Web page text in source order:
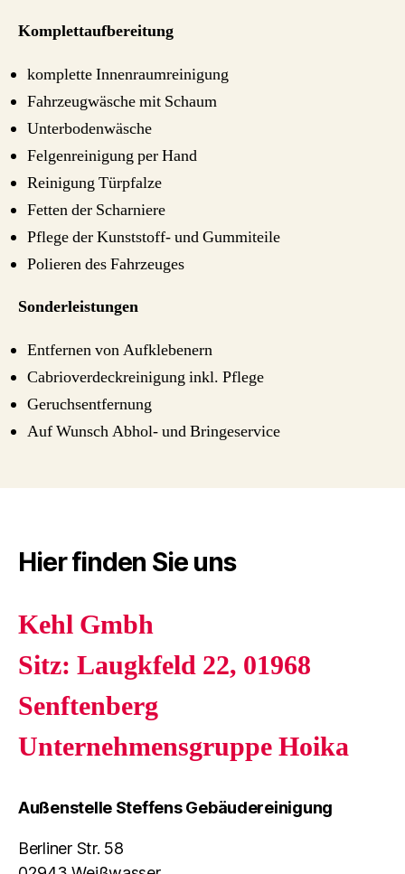
Komplettaufbereitung
komplette Innenraumreinigung
Fahrzeugwäsche mit Schaum
Unterbodenwäsche
Felgenreinigung per Hand
Reinigung Türpfalze
Fetten der Scharniere
Pflege der Kunststoff- und Gummiteile
Polieren des Fahrzeuges
Sonderleistungen
Entfernen von Aufklebenern
Cabrioverdeckreinigung inkl. Pflege
Geruchsentfernung
Auf Wunsch Abhol- und Bringeservice
Hier finden Sie uns
Kehl Gmbh
Sitz: Laugkfeld 22, 01968
Senftenberg
Unternehmensgruppe Hoika
Außenstelle Steffens Gebäudereinigung
Berliner Str. 58